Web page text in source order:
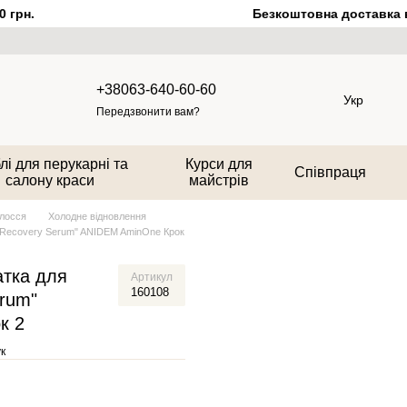
Безкоштовна доставка
+38063-640-60-60
Передзвонити вам?
Укр
для перукарні та
салону краси
Курси для
майстрів
Співпраця
Холодне відновлення
Serum" ANIDEM AminOne Крок
для
2
Артикул
160108